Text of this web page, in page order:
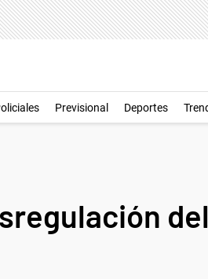
Previsional Deportes
del